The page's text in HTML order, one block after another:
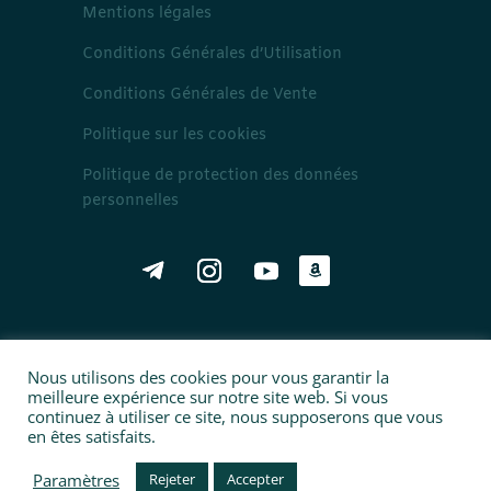
Mentions légales
Conditions Générales d’Utilisation
Conditions Générales de Vente
Politique sur les cookies
Politique de protection des données
personnelles
@2020
Nous utilisons des cookies pour vous garantir la
meilleure expérience sur notre site web. Si vous
continuez à utiliser ce site, nous supposerons que vous
en êtes satisfaits.
Paramètres
Rejeter Accepter